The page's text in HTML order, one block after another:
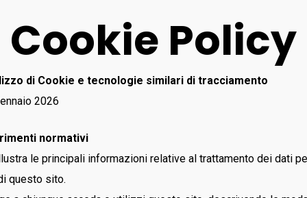
Abbigliamento Monouso
Scarpe & Accessori
RED 360
Bau & Building
RED INDUSTRY
Red Smart
RED UP PLUS
a breve online –
Protezione Udito
Inserti Auricolari
Cuffie Protettive
Cookie Policy
di Cookie e tecnologie similari di tracciamento
2026
normativi
le principali informazioni relative al trattamento dei dati
questo sito.